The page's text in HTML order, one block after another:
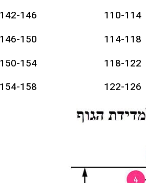
110-114
142-146
114-118
146-150
118-122
150-154
122-126
154-158